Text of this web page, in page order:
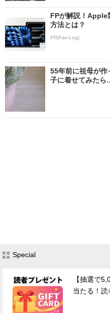
FPが解説！Apple
方法とは？
PR(Fav-Log)
55年前に祖母が
子に着せてみた
Special
【抽選で
当たる！